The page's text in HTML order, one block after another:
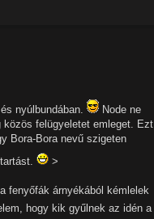
nyúlbundában.
Node ne
felügyeletet emleget. Ezt
Bora-Bora nevű szigeten
>
fenyőfák árnyékából kémlelek
hogy kik gyűlnek az idén a